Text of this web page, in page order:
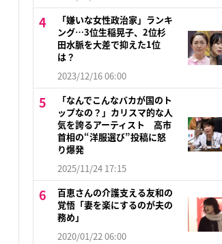
「嫌いな女性政治家」ランキ
ング…3位生稲晃子、2位杉
田水脈を大差で抑えた1位
は？
2023/12/16 06:00
「なんでこんなバカが国のト
ップなの？」カリスマ的な人
気を誇るアーティスト 高市
首相の“洋服選び”投稿に怒
り爆発
2025/11/24 17:15
百恵さんの介護支える友和の
覚悟「妻を楽にするのが夫の
務め」
2020/01/22 06:00